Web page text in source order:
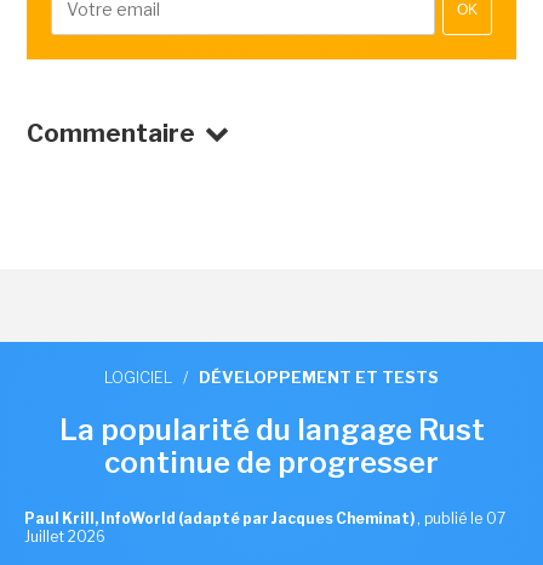
OK
Commentaire
LOGICIEL / DÉVELOPPEMENT ET TESTS
La popularité du langage Rust
continue de progresser
Paul Krill, InfoWorld (adapté par Jacques Cheminat) , publié le 07
Juillet 2026